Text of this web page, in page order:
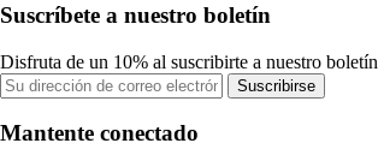
Suscríbete a nuestro boletín
Disfruta de un 10% al suscribirte a nuestro boletín
Suscribirse
Mantente conectado